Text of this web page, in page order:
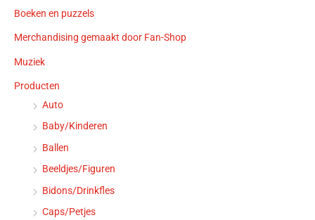
Boeken en puzzels
Merchandising gemaakt door Fan-Shop
Muziek
Producten
Auto
Baby/Kinderen
Ballen
Beeldjes/Figuren
Bidons/Drinkfles
Caps/Petjes